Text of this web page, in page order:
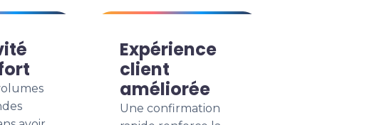
Expérience
client
améliorée
Une confirmation